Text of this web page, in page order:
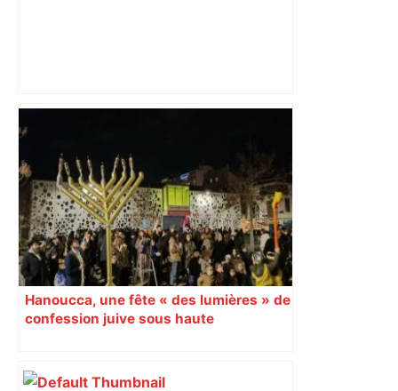
Top 14 : Perpignan mate le leader
Toulouse et quitte la dernière place –
lanouvellerepublique.fr
Hanoucca, une fête « des lumières » de
confession juive sous haute
Labège, près de Toulouse